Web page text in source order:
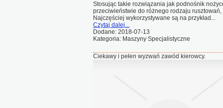
Stosując takie rozwiązania jak podnośnik
przeciwieństwie do różnego rodzaju
Najczęściej wykorzystywane są na przykład...
Czytaj dalej...
Dodane: 2018-07-13
Kategoria: Maszyny Specjalistyczne
Ciekawy i pełen wyzwań zawód kierowcy.